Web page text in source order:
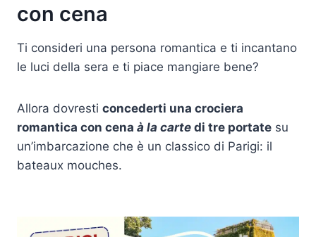
con cena
Ti consideri una persona romantica e ti incantano
le luci della sera e ti piace mangiare bene?
Allora dovresti concederti una crociera
romantica con cena à la carte di tre portate su
un’imbarcazione che è un classico di Parigi: il
bateaux mouches.